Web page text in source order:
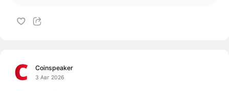
Coinspeaker
3 Авг 2026